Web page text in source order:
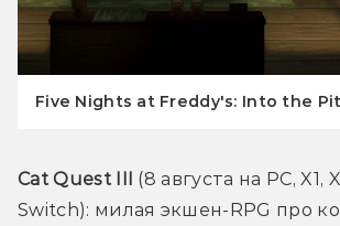
Five Nights at Freddy's: Into the Pit
Cat Quest III (8 августа на PC, X1,
Switch): милая экшен-RPG про